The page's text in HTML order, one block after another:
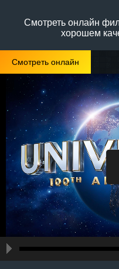
Смотреть онлайн
хорошем
Смотреть онлайн